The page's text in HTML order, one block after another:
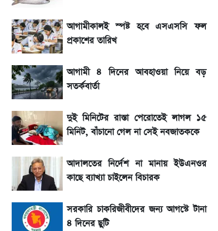
লিটনকে নিয়ে টিম ম্যানেজমেন্টের নতুন পরিকল্পনা
আগামীকালই স্পষ্ট হবে এসএসসি ফল প্রকাশের
তারিখ
জেনে নিন আজকের সোনা ও রুপার সর্বশেষ দাম
৬ আগস্ট দেশের বাজারে স্বর্ণের দাম
ফারহানা
তাপমাত্রা নিয়ে নতুন পূর্বাভাস দিল আবহাওয়া অফিস
রবির বড় সাফল্য! আয় কম বাড়লেও রেকর্ড মুনাফা ও
আগামীকালই স্পষ্ট হবে এসএসসি ফল
প্রকাশের তারিখ
আগামী ৪ দিনের আবহাওয়া নিয়ে বড়
সতর্কবার্তা
দুই মিনিটের রাস্তা পেরোতেই লাগল ১৫
মিনিট, বাঁচানো গেল না সেই নবজাতককে
আদালতের নির্দেশ না মানায় ইউএনওর
কাছে ব্যাখ্যা চাইলেন বিচারক
সরকারি চাকরিজীবীদের জন্য আগস্টে টানা
৪ দিনের ছুটি